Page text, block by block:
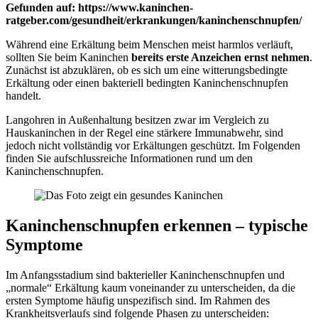
Gefunden auf: https://www.kaninchen-
ratgeber.com/gesundheit/erkrankungen/kaninchenschnupfen/
Während eine Erkältung beim Menschen meist harmlos verläuft,
sollten Sie beim Kaninchen bereits erste Anzeichen ernst nehmen.
Zunächst ist abzuklären, ob es sich um eine witterungsbedingte
Erkältung oder einen bakteriell bedingten Kaninchenschnupfen
handelt.
Langohren in Außenhaltung besitzen zwar im Vergleich zu
Hauskaninchen in der Regel eine stärkere Immunabwehr, sind
jedoch nicht vollständig vor Erkältungen geschützt. Im Folgenden
finden Sie aufschlussreiche Informationen rund um den
Kaninchenschnupfen.
Kaninchenschnupfen erkennen – typische
Symptome
Im Anfangsstadium sind bakterieller Kaninchenschnupfen und
„normale“ Erkältung kaum voneinander zu unterscheiden, da die
ersten Symptome häufig unspezifisch sind. Im Rahmen des
Krankheitsverlaufs sind folgende Phasen zu unterscheiden: